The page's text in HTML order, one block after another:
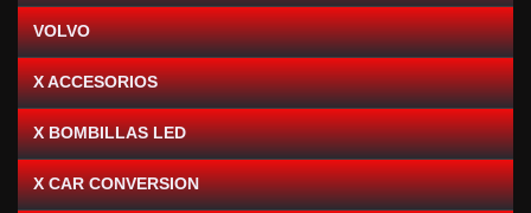
VOLVO
X ACCESORIOS
X BOMBILLAS LED
X CAR CONVERSION